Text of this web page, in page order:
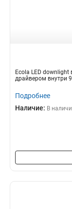
Ecola LED
драйвером внутри
Подробнее
Наличие: В